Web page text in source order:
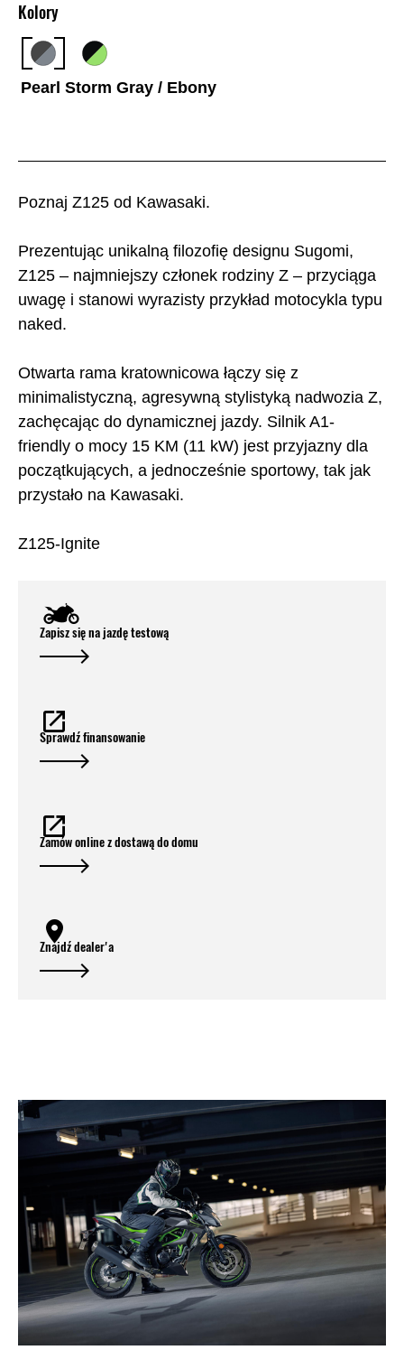
Poznaj Z125 od Kawasaki.
Prezentując unikalną filozofię designu Sugomi,
Z125 – najmniejszy członek rodziny Z – przyciąga
uwagę i stanowi wyrazisty przykład motocykla typu
naked.
Otwarta rama kratownicowa łączy się z
minimalistyczną, agresywną stylistyką nadwozia Z,
zachęcając do dynamicznej jazdy. Silnik A1-
friendly o mocy 15 KM (11 kW) jest przyjazny dla
początkujących, a jednocześnie sportowy, tak jak
przystało na Kawasaki.
Z125-Ignite
Kolory
Pearl Storm Gray / Ebony
Zapisz się na jazdę testową
Sprawdź finansowanie
Zamów online z dostawą do domu
Znajdź dealer'a